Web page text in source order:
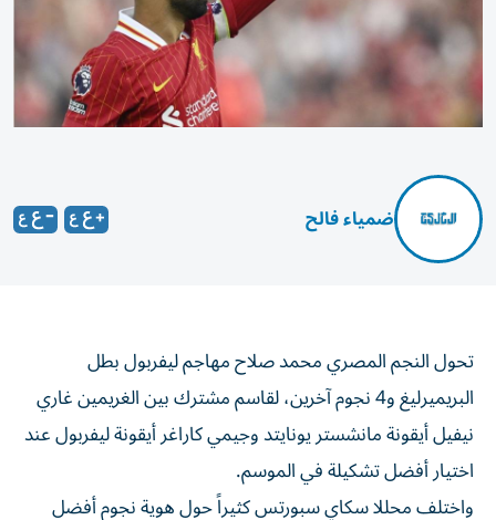
ضمياء فالح
تحول النجم المصري محمد صلاح مهاجم ليفربول بطل
البريميرليغ و4 نجوم آخرين، لقاسم مشترك بين الغريمين غاري
نيفيل أيقونة مانشستر يونايتد وجيمي كاراغر أيقونة ليفربول عند
اختيار أفضل تشكيلة في الموسم.
واختلف محللا سكاي سبورتس كثيراً حول هوية نجوم أفضل